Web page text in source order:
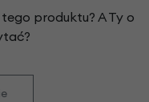
produktu? A Ty o